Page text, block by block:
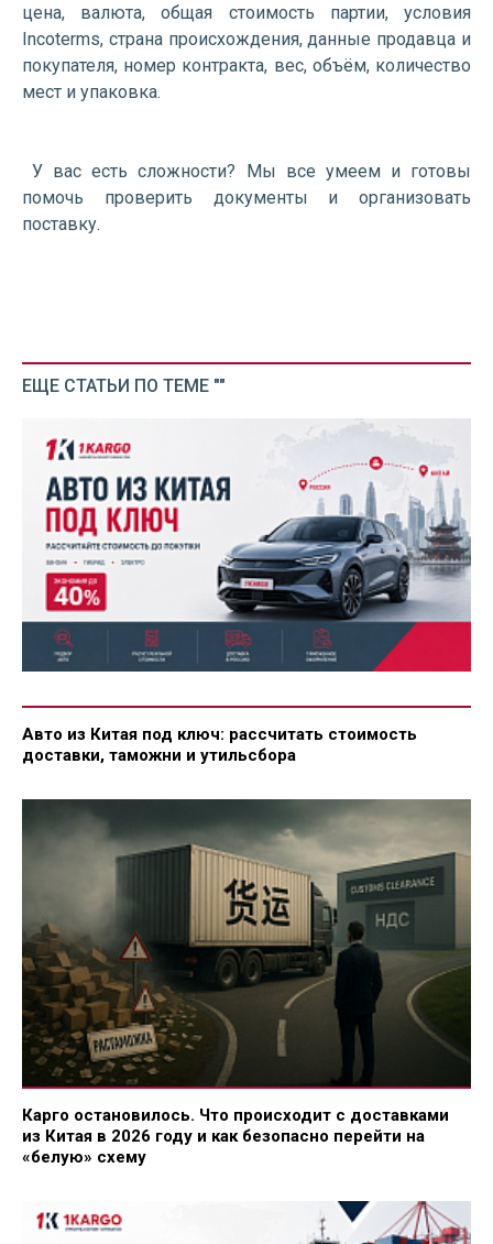
цена, валюта, общая стоимость партии, условия
Incoterms, страна происхождения, данные продавца и
покупателя, номер контракта, вес, объём, количество
мест и упаковка.
У вас есть сложности? Мы все умеем и готовы
помочь проверить документы и организовать
поставку.
ЕЩЕ СТАТЬИ ПО ТЕМЕ ""
Авто из Китая под ключ: рассчитать стоимость
доставки, таможни и утильсбора
Карго остановилось. Что происходит с доставками
из Китая в 2026 году и как безопасно перейти на
«белую» схему